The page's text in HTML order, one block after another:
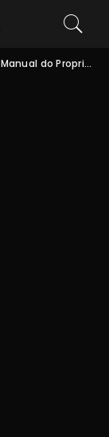
Manual do Proprietário Royal Enfield Himalayan 411 em PDF